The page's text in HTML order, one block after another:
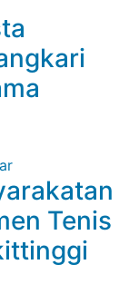
Tenis